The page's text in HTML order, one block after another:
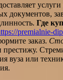
услуги
документов,
Где
premialnie-
заказ.
вуза или